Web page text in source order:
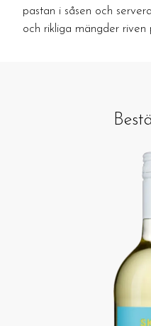
pastan i såsen och
och rikliga mängder riven